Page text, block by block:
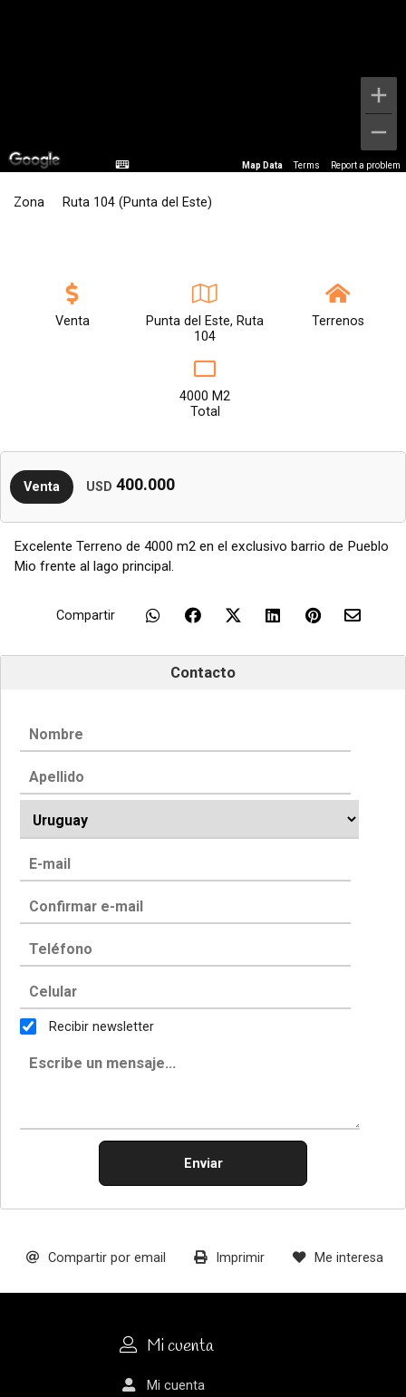
Venta
Punta del Este, Ruta
104
Terrenos
4000 M2
Total
Venta USD 400.000
Excelente Terreno de 4000 m2 en el exclusivo barrio de Pueblo
Mio frente al lago principal.
Compartir
Contacto
Recibir newsletter
Enviar
Map Data Terms Report a problem
Zona Ruta 104 (Punta del Este)
Compartir por email Imprimir Me interesa
Mi cuenta
Mi cuenta